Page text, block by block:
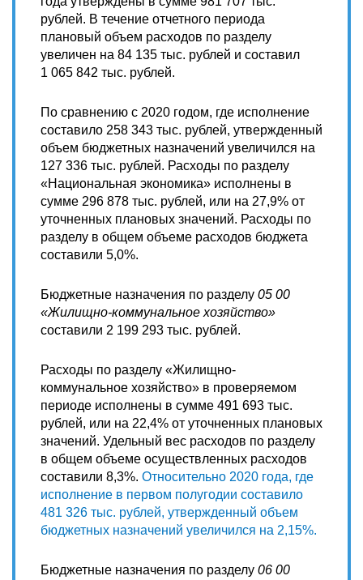
рублей. В течение отчетного периода
плановый объем расходов по разделу
увеличен на 84 135 тыс. рублей и составил
1 065 842 тыс. рублей.
По сравнению с 2020 годом, где исполнение
составило 258 343 тыс. рублей, утвержденный
объем бюджетных назначений увеличился на
127 336 тыс. рублей. Расходы по разделу
«Национальная экономика» исполнены в
сумме 296 878 тыс. рублей, или на 27,9% от
уточненных плановых значений. Расходы по
разделу в общем объеме расходов бюджета
составили 5,0%.
Бюджетные назначения по разделу 05 00
«Жилищно-коммунальное хозяйство»
составили 2 199 293 тыс. рублей.
Расходы по разделу «Жилищно-
коммунальное хозяйство» в проверяемом
периоде исполнены в сумме 491 693 тыс.
рублей, или на 22,4% от уточненных плановых
значений. Удельный вес расходов по разделу
в общем объеме осуществленных расходов
составили 8,3%. Относительно 2020 года, где
исполнение в первом полугодии составило
481 326 тыс. рублей, утвержденный объем
бюджетных назначений увеличился на 2,15%.
Бюджетные назначения по разделу 06 00